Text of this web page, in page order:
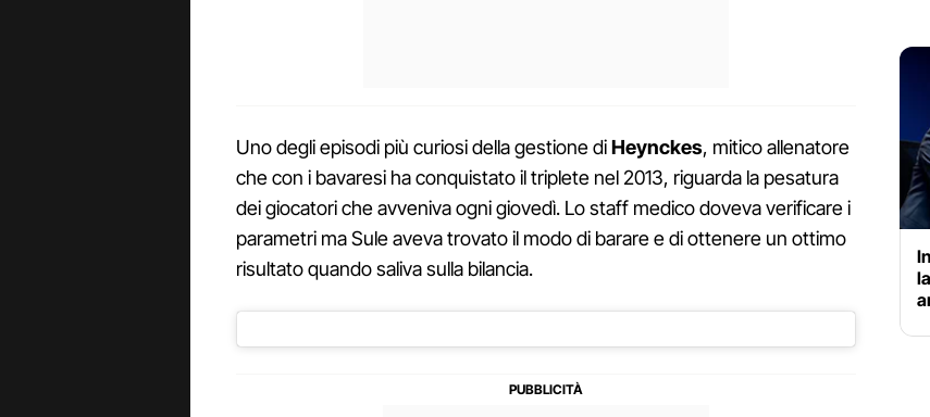
Uno degli episodi più curiosi della gestione diHeynckes, mitico allenatore
che con i bavaresi ha conquistato il triplete nel 2013, riguarda la pesatura
dei giocatori che avveniva ogni giovedì. Lo staff medico doveva verificare i
parametri ma Sule aveva trovato il modo di barare e di ottenere un ottimo
risultato quando saliva sulla bilancia.